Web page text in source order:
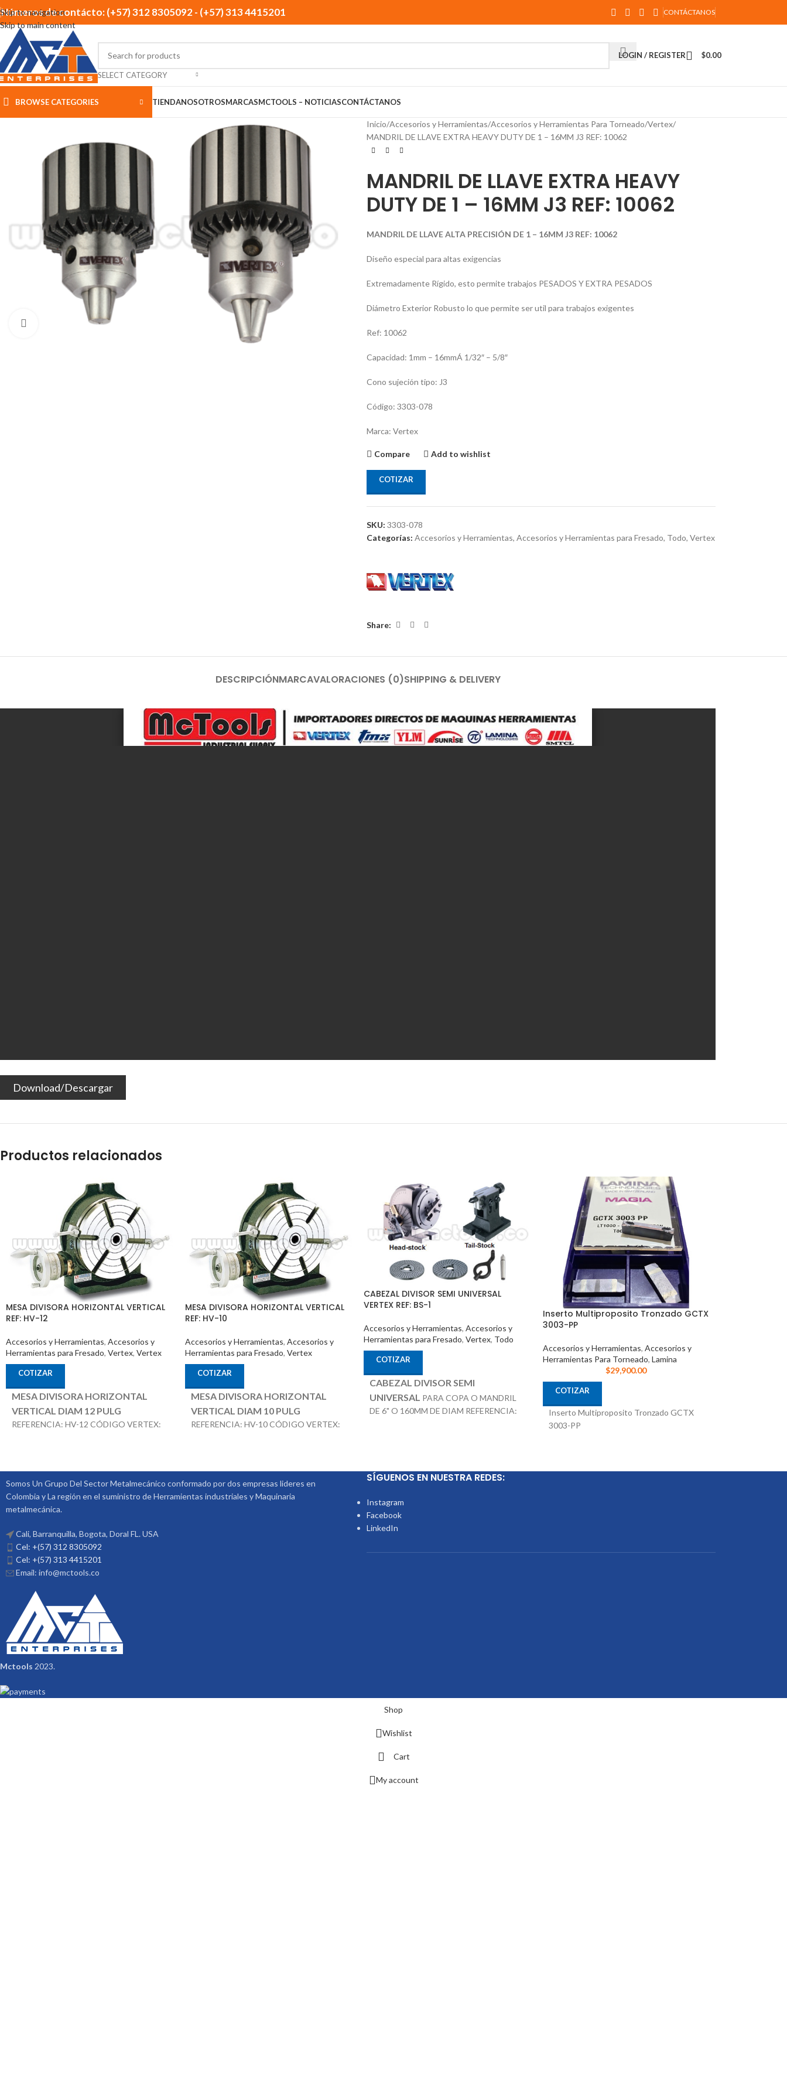
Skip to navigation
Skip to main content
Números de contácto: (+57) 312 8305092 - (+57) 313 4415201 CONTÁCTANOS
SELECT CATEGORY
LOGIN / REGISTER $0.00
BROWSE CATEGORIES TIENDANOSOTROSMARCASMCTOOLS – NOTICIASCONTÁCTANOS
Click to enlarge
Inicio Accesorios y Herramientas Accesorios y Herramientas Para Torneado Vertex
MANDRIL DE LLAVE EXTRA HEAVY DUTY DE 1 – 16MM J3 REF: 10062
MANDRIL DE LLAVE EXTRA HEAVY
DUTY DE 1 – 16MM J3 REF: 10062
MANDRIL DE LLAVE ALTA PRECISIÓN DE 1 – 16MM J3 REF: 10062
Diseño especial para altas exigencias
Extremadamente Rí­gido, esto permite trabajos PESADOS Y EXTRA PESADOS
Diámetro Exterior Robusto lo que permite ser util para trabajos exigentes
Ref: 10062
Capacidad: 1mm – 16mmÁ 1/32″ – 5/8″
Cono sujeción tipo: J3
Código: 3303-078
Marca: Vertex
Compare Add to wishlist
COTIZAR
SKU: 3303-078
Categorías: Accesorios y Herramientas, Accesorios y Herramientas para Fresado, Todo, Vertex
Share:
DESCRIPCIÓNMARCAVALORACIONES (0)SHIPPING & DELIVERY
Download/Descargar
Productos relacionados
MESA DIVISORA HORIZONTAL VERTICAL
REF: HV-12
Accesorios y Herramientas, Accesorios y
Herramientas para Fresado, Vertex, Vertex
COTIZAR
MESA DIVISORA HORIZONTAL
VERTICAL DIAM 12 PULG
REFERENCIA: HV-12 CÓDIGO VERTEX:
MESA DIVISORA HORIZONTAL VERTICAL
REF: HV-10
Accesorios y Herramientas, Accesorios y
Herramientas para Fresado, Vertex
COTIZAR
MESA DIVISORA HORIZONTAL
VERTICAL DIAM 10 PULG
REFERENCIA: HV-10 CÓDIGO VERTEX:
CABEZAL DIVISOR SEMI UNIVERSAL
VERTEX REF: BS-1
Accesorios y Herramientas, Accesorios y
Herramientas para Fresado, Vertex, Todo
COTIZAR
CABEZAL DIVISOR SEMI
UNIVERSAL PARA COPA O MANDRIL
DE 6" O 160MM DE DIAM REFERENCIA:
esta incluido en el Precio
Inserto Multiproposito Tronzado GCTX
3003-PP
Accesorios y Herramientas, Accesorios y
Herramientas Para Torneado, Lamina
$29,900.00
COTIZAR
Inserto Multiproposito Tronzado GCTX
3003-PP
Somos Un Grupo Del Sector Metalmecánico conformado por dos empresas lideres en
Colombia y La región en el suministro de Herramientas industriales y Maquinaria
metalmecánica.
Cali, Barranquilla, Bogota, Doral FL. USA
Cel: +(57) 312 8305092
Cel: +(57) 313 4415201
Email: info@mctools.co
SÍGUENOS EN NUESTRA REDES:
Instagram
Facebook
LinkedIn
Mctools 2023.
Shop
Wishlist
Cart
My account